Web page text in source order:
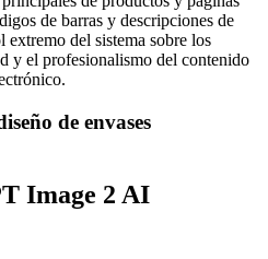
de barras y descripciones de
del sistema sobre los
y el profesionalismo del contenido
de envases
Image 2 AI